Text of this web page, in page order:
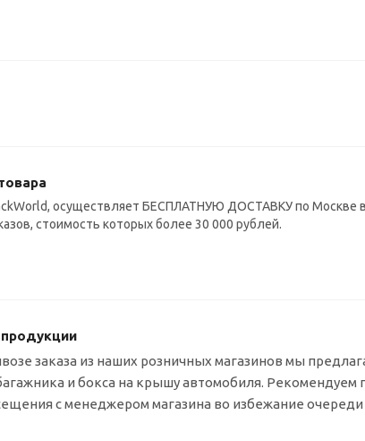
осуществляет БЕСПЛАТНУЮ ДОСТАВКУ по Москве
стоимость которых более 30 000 рублей.
заказа из наших розничных магазинов мы
и бокса на крышу автомобиля. Рекомендуем
с менеджером магазина во избежание